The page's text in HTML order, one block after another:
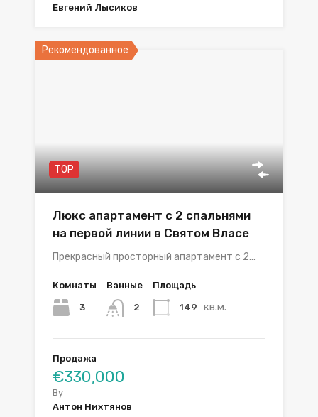
Евгений Лысиков
Рекомендованное
TOP
Люкс апартамент с 2 спальнями
на первой линии в Святом Власе
Прекрасный просторный апартамент с 2…
Комнаты
3
Ванные
2
Площадь
149 кв.м.
Продажа
€330,000
By
Антон Нихтянов